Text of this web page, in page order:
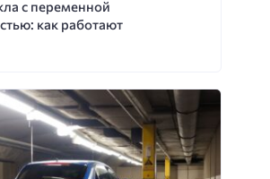
с переменной
как работают